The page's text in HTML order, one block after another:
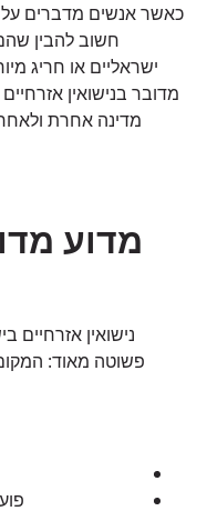
כאשר אנשים מדברים על
חשוב להבין שהם
ישראליים או חריג
מדובר בנישואין אזרחיים
מדינה אחרת ולאחר
מדוע
נישואין אזרחיים
פשוטה מאוד: המקום